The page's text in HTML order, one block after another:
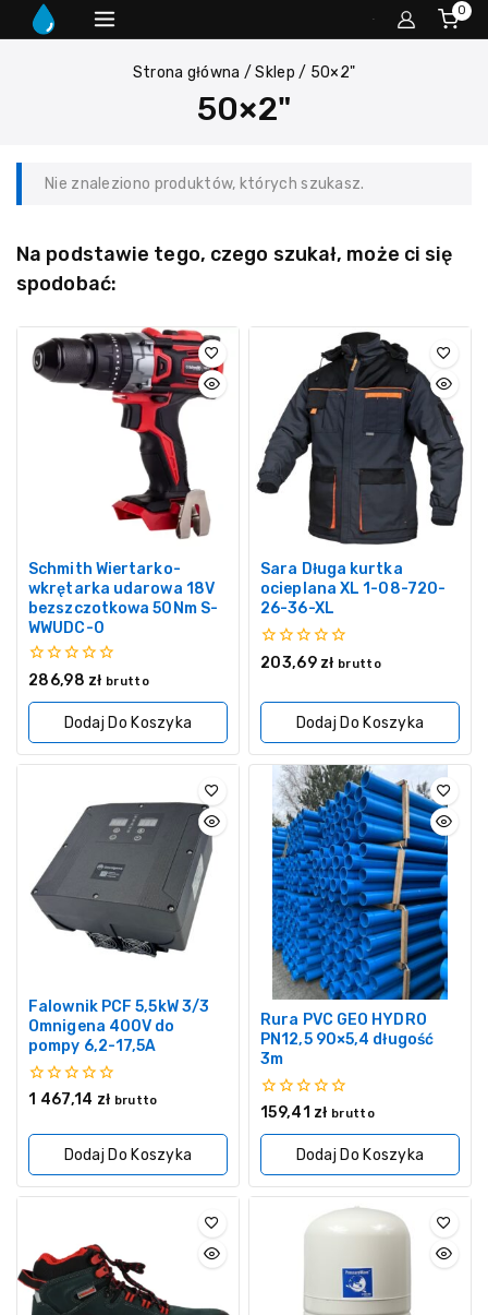
0
Strona główna / Sklep / 50×2"
50×2"
Nie znaleziono produktów, których szukasz.
Na podstawie tego, czego szukał, może ci się
spodobać:
Schmith Wiertarko-
wkrętarka udarowa 18V
bezszczotkowa 50Nm S-
WWUDC-0
0
5
286,98 zł brutto
Dodaj Do Koszyka
Sara Długa kurtka
ocieplana XL 1-08-720-
26-36-XL
0
203,69 zł brutto
Dodaj Do Koszyka
Falownik PCF 5,5kW 3/3
Omnigena 400V do
pompy 6,2-17,5A
0
5
1 467,14 zł brutto
Dodaj Do Koszyka
Rura PVC GEO HYDRO
PN12,5 90×5,4 długość
3m
0
5
159,41 zł brutto
Dodaj Do Koszyka